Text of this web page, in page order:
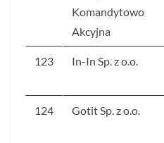
Komandytowo
Akcyjna
123 In-In Sp. z o.o.
124 Gotit Sp. z o.o.